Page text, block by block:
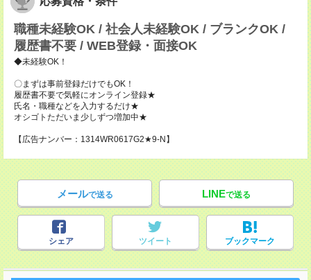
職種未経験OK / 社会人未経験OK / ブランクOK /
履歴書不要 / WEB登録・面接OK
◆未経験OK！
〇まずは事前登録だけでもOK！
履歴書不要で気軽にオンライン登録★
氏名・職種などを入力するだけ★
オシゴトただいま少しずつ増加中★
【広告ナンバー：1314WR0617G2★9-N】
メールで送る LINEで送る
シェア ツイート ブックマーク